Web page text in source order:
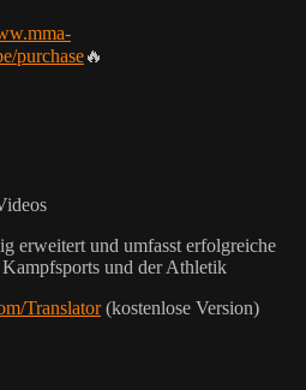
purchase🔥
erweitert und umfasst erfolgreiche
und der Athletik
Translator(kostenlose Version)